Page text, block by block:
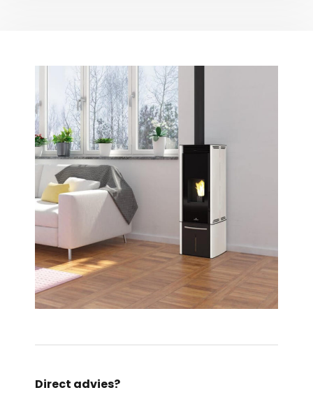
Direct advies?